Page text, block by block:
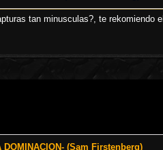
tan minusculas?, te rekomiendo
DOMINACION- (Sam Firstenberg)